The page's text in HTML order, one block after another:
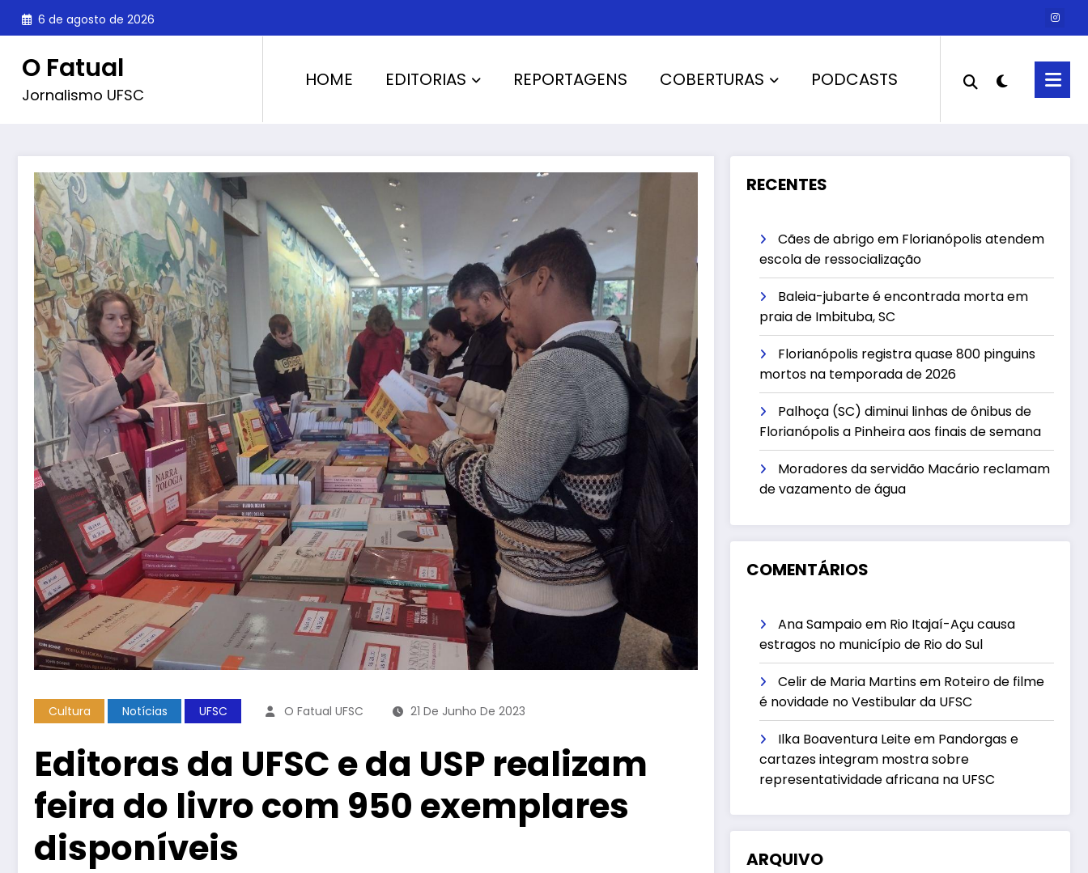
Pular
para
conteúdo
6 de agosto de 2026
O Fatual
Jornalismo UFSC
HOME EDITORIAS REPORTAGENS COBERTURAS PODCASTS
Cultura Notícias UFSC O Fatual UFSC 21 De Junho De 2023
Editoras da UFSC e da USP realizam
feira do livro com 950 exemplares
disponíveis
RECENTES
Cães de abrigo em Florianópolis atendem
escola de ressocialização
Baleia-jubarte é encontrada morta em
praia de Imbituba, SC
Florianópolis registra quase 800 pinguins
mortos na temporada de 2026
Palhoça (SC) diminui linhas de ônibus de
Florianópolis a Pinheira aos finais de semana
Moradores da servidão Macário reclamam
de vazamento de água
COMENTÁRIOS
Ana Sampaioem Rio Itajaí-Açu causa
estragos no município de Rio do Sul
Celir de Maria Martinsem Roteiro de filme
é novidade no Vestibular da UFSC
Ilka Boaventura Leiteem Pandorgas e
cartazes integram mostra sobre
representatividade africana na UFSC
ARQUIVO